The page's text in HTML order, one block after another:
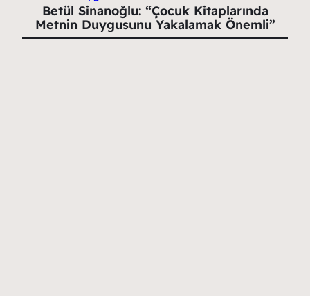
Betül Sinanoğlu: “Çocuk Kitaplarında
Metnin Duygusunu Yakalamak Önemli”